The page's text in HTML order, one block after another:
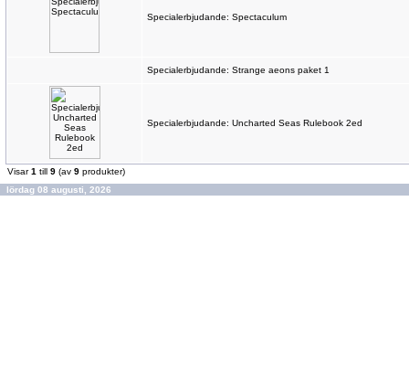
Specialerbjudande: Spectaculum
Specialerbjudande: Strange aeons paket 1
Specialerbjudande: Uncharted Seas Rulebook 2ed
Visar1 till 9 (av 9 produkter)
lördag 08 augusti, 2026